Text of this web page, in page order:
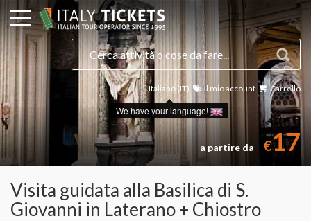
Italiano (IT)
We have your language!
Il mio account Carrello
a partire da €17
Visita guidata alla Basilica di S.
Giovanni in Laterano + Chiostro